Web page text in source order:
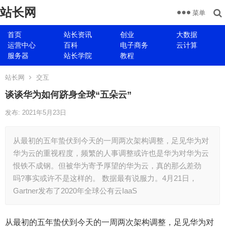
站长网
首页 站长资讯 创业
大数据
运营中心
百科 电子商务
云计算
服务器
站长学院 教程
菜单
站长网 交互
谈谈华为如何跻身全球“五朵云”
发布: 2021年5月23日
从最初的五年蛰伏到今天的一周两次架构调整，足见华为对
华为云的重视程度，频繁的人事调整或许也是华为对华为云
恨铁不成钢。但被华为寄予厚望的华为云，真的那么差劲
吗?事实或许不是这样的。 数据最有说服力。4月21日，
Gartner发布了2020年全球公有云IaaS
从最初的五年蛰伏到今天的一周两次架构调整，足见华为对